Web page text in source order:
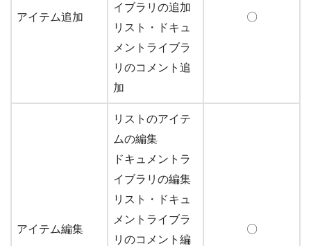
アイテム追加
イブラリの追加
リスト・ドキュ
メントライブラ
リのコメント追
加
〇
アイテム編集
リストのアイテ
ムの編集
ドキュメントラ
イブラリの編集
リスト・ドキュ
メントライブラ
リのコメント編
〇